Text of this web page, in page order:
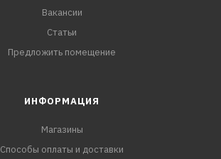
Вакансии
Статьи
Предложить помещение
ИНФОРМАЦИЯ
Магазины
Способы оплаты и доставки